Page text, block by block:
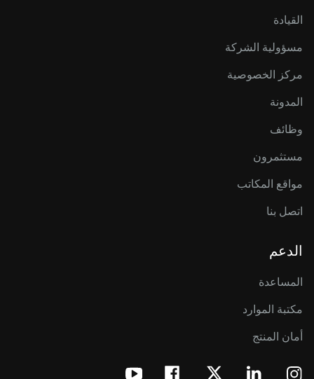
القيادة
مسؤولية الشركة
مركز الخصوصية
المدونة
وظائف
مستثمرون
مواقع المكاتب
اتصل بنا
الدعم
المساعدة
مكتبة الموارد
أمان المنتج